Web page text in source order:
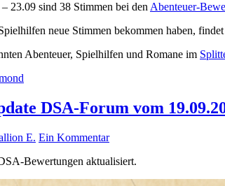
23.09 sind 38 Stimmen bei denAbenteuer-
neue Stimmen bekommen haben,
Abenteuer, Spielhilfen und Romane im
DSA-Forum vom
E. Ein Kommentar
Bewertungen aktualisiert.